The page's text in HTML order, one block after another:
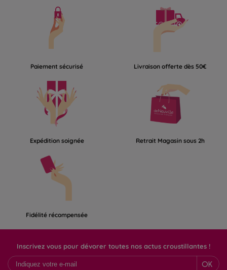
Paiement sécurisé Livraison offerte dès 50€
Expédition soignée Retrait Magasin sous 2h
Fidélité récompensée
Inscrivez vous pour dévorer toutes nos actus croustillantes !
OK